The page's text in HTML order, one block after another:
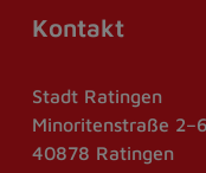
Kontakt
Stadt Ratingen
Minoritenstraße 2–6
40878 Ratingen